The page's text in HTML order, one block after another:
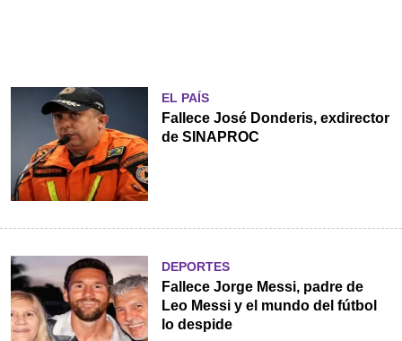
EL PAÍS
Fallece José Donderis, exdirector
de SINAPROC
DEPORTES
Fallece Jorge Messi, padre de
Leo Messi y el mundo del fútbol
lo despide